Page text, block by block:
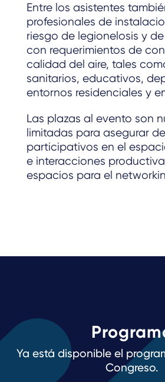
Entre los asistentes
profesionales de
riesgo de legionelosis y
con requerimientos de
calidad del aire, tales
sanitarios, educativos,
entornos residenciales y
Las plazas al evento son
limitadas para asegurar
participativos en el
e interacciones
espacios para el
Ya está disponible el
Congreso.